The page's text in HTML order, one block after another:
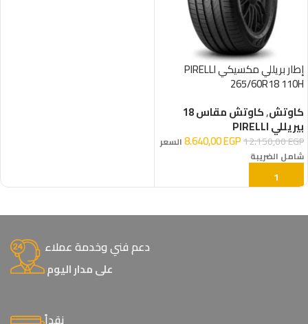
إطار بريللي مكسيكي PIRELLI
265/60R18 110H
كاوتش,كاوتش مقاس 18
بيريللي PIRELLI
12.150,00EGP
8.640,00EGP
السعر
شامل الضريبة
إضافة إلى السلة
دعم فني وخدمة عملاء
على مدار اليوم